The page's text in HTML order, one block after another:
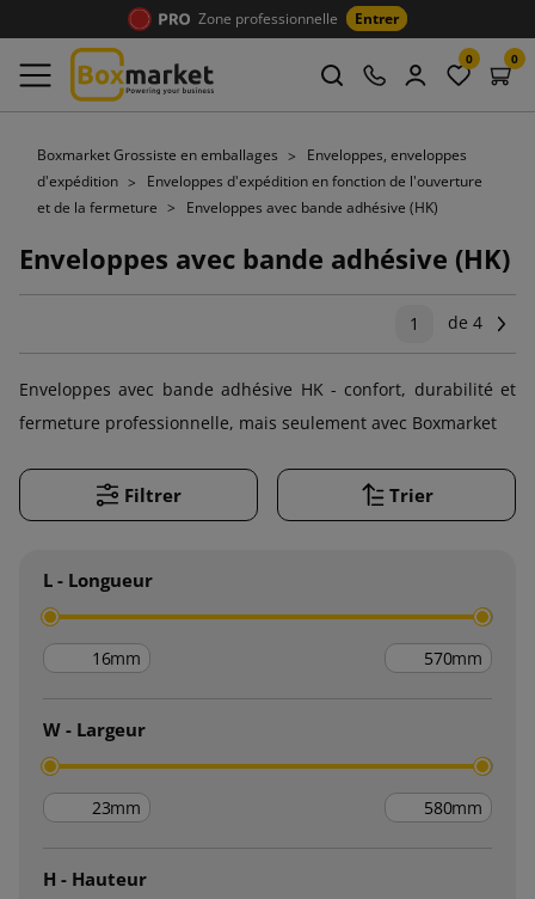
Zone professionnelle Entrer
0 0
Boxmarket Grossiste en emballages
Enveloppes, enveloppes
d'expédition
Enveloppes d'expédition en fonction de l'ouverture
et de la fermeture
Enveloppes avec bande adhésive (HK)
Enveloppes avec bande adhésive (HK)
1 de 4
Enveloppes avec bande adhésive HK - confort, durabilité et
fermeture professionnelle, mais seulement avec Boxmarket
Filtrer Trier
L - Longueur
mm mm
W - Largeur
mm mm
H - Hauteur